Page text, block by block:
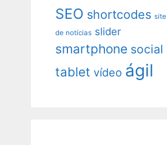
SEO shortcodes site
de notícias slider
smartphone social
tablet vídeo ágil